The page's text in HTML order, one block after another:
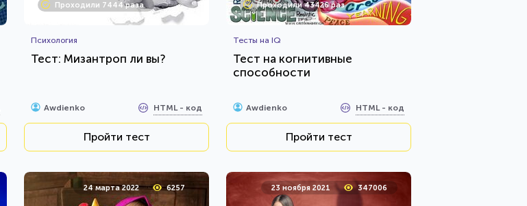
Проходили 7444 раза
Психология
Тест: Мизантроп ли вы?
Awdienko HTML - код
Пройти тест
Проходили 43426 раз
Тесты на IQ
Тест на когнитивные
способности
Awdienko HTML - код
Пройти тест
24 марта 2022 6257 23 ноября 2021 347006